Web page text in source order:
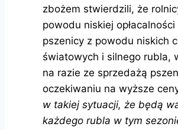
zbożem stwierdzili, że
powodu niskiej
pszenicy z powodu niskich
światowych i silnego rubla,
na razie ze sprzedażą
oczekiwaniu na wyższe
w takiej sytuacji, że będą
każdego rubla w tym